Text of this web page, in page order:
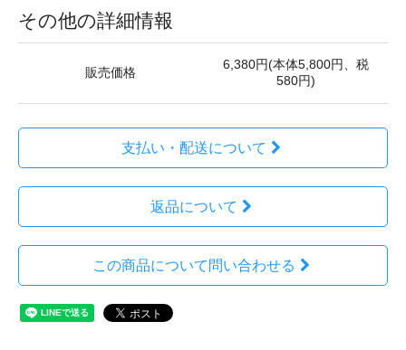
その他の詳細情報
販売価格
6,380円(本体5,800円、税
580円)
支払い・配送について
返品について
この商品について問い合わせる